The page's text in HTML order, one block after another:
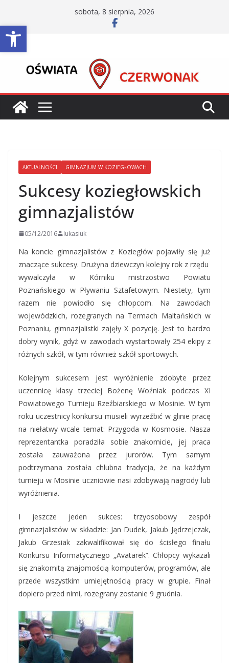
Otwórz pasek narzędzi
treści
sobota, 8 sierpnia, 2026
AKTUALNOŚCI GIMNAZJUM W KOZIEGŁOWACH
Sukcesy koziegłowskich
gimnazjalistów
05/12/2016 lukasiuk
Na koncie gimnazjalistów z Koziegłów pojawiły się już
znaczące sukcesy. Drużyna dziewczyn kolejny rok z rzędu
wywalczyła w Kórniku mistrzostwo Powiatu
Poznańskiego w Pływaniu Sztafetowym. Niestety, tym
razem nie powiodło się chłopcom. Na zawodach
wojewódzkich, rozegranych na Termach Maltańskich w
Poznaniu, gimnazjalistki zajęły X pozycję. Jest to bardzo
dobry wynik, gdyż w zawodach wystartowały 254 ekipy z
różnych szkół, w tym również szkół sportowych.
Kolejnym sukcesem jest wyróżnienie zdobyte przez
uczennicę klasy trzeciej Bożenę Woźniak podczas XI
Powiatowego Turnieju Rzeźbiarskiego w Mosinie. W tym
roku uczestnicy konkursu musieli wyrzeźbić w glinie pracę
na niełatwy wcale temat: Przygoda w Kosmosie. Nasza
reprezentantka poradziła sobie znakomicie, jej praca
została zauważona przez jurorów. Tym samym
podtrzymana została chlubna tradycja, że na każdym
turnieju w Mosinie uczniowie nasi zdobywają nagrody lub
wyróżnienia.
I jeszcze jeden sukces: trzyosobowy zespół
gimnazjalistów w składzie: Jan Dudek, Jakub Jędrzejczak,
Jakub Grzesiak zakwalifikował się do ścisłego finału
Konkursu Informatycznego „Avatarek”. Chłopcy wykazali
się znakomitą znajomością komputerów, programów, ale
przede wszystkim umiejętnością pracy w grupie. Finał
dopiero przed nimi, rozegrany zostanie 9 grudnia.